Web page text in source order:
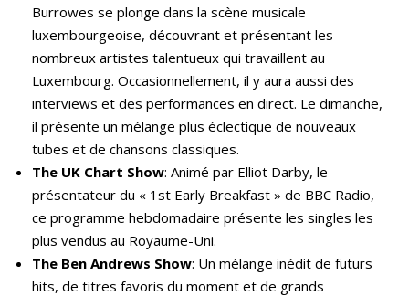
Burrowes se plonge dans la scène musicale
luxembourgeoise, découvrant et présentant les
nombreux artistes talentueux qui travaillent au
Luxembourg. Occasionnellement, il y aura aussi des
interviews et des performances en direct. Le dimanche,
il présente un mélange plus éclectique de nouveaux
tubes et de chansons classiques.
The UK Chart Show: Animé par Elliot Darby, le
présentateur du « 1st Early Breakfast » de BBC Radio,
ce programme hebdomadaire présente les singles les
plus vendus au Royaume-Uni.
The Ben Andrews Show: Un mélange inédit de futurs
hits, de titres favoris du moment et de grands